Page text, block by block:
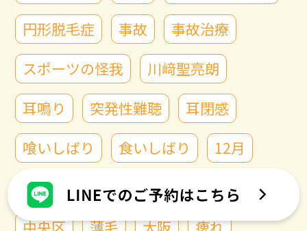
円形脱毛症
事故
事故治療
スポーツの怪我
川﨑聖亮朗
耳鳴り
突発性難聴
耳閉感
喰いしばり
食いしばり
12月
姿勢改善
スマホ首
ムチ打ち
中央区
薄毛 大阪 痺れ